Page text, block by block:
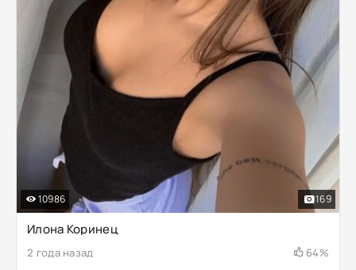
Илона Коринец
2 года назад 64%
10986 169